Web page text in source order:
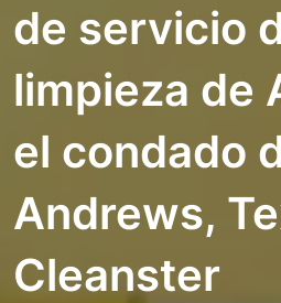
de servicio
limpieza de
el condado
Andrews,
Cleanster